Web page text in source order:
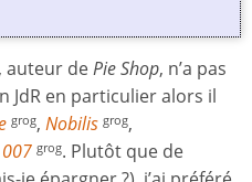
auteur dePie Shop, n’a pas
JdR en particulier alors il
grog, Nobilis grog,
grog. Plutôt que de